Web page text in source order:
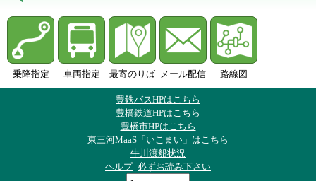
乗降指定 車両指定 最寄のりば メール配信 路線図
豊鉄バスHPはこちら
豊橋鉄道HPはこちら
豊橋市HPはこちら
東三河MaaS「いこまい」はこちら
牛川渡船状況
ヘルプ 必ずお読み下さい